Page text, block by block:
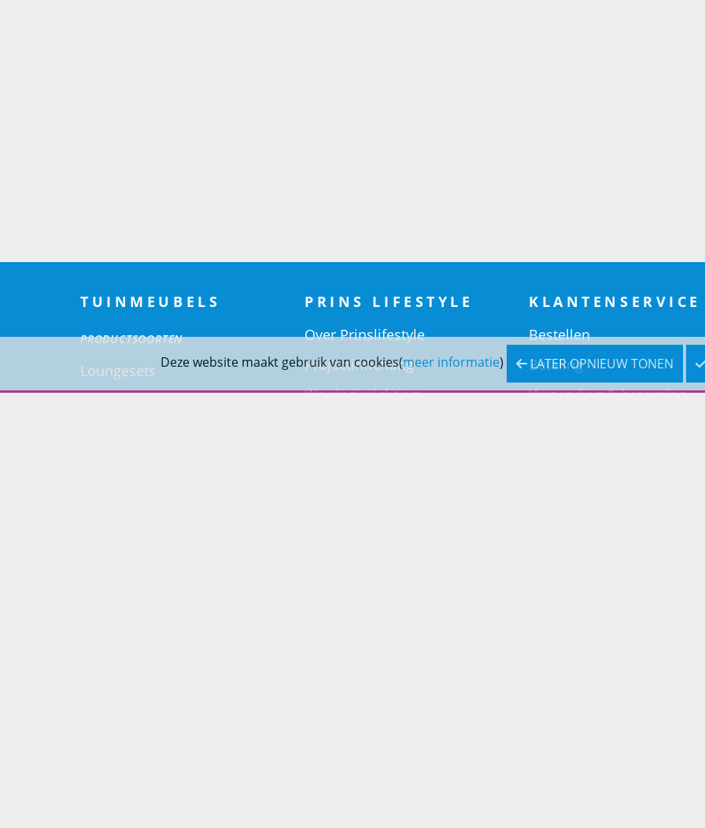
Deze website maakt gebruik van cookies(meer informatie) LATER OPNIEUW TONEN
TUINMEUBELS
PRODUCTSOORTEN
Loungesets
PRINS LIFESTYLE
Over Prinslifestyle
Projectinrichting
Woninginrichting
KLANTENSERVICE
Bestellen
Betaling
Verzending & bezorging